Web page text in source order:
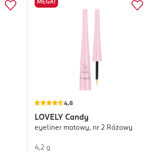
MEGA!
4,8
LOVELY Candy
eyeliner matowy, nr 2 Różowy
4,2 g